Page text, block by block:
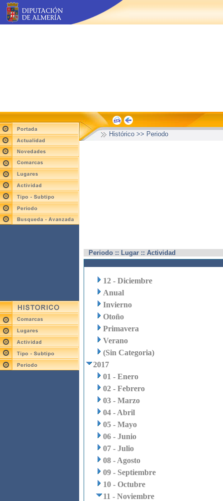
Histórico >> Periodo
Periodo :: Lugar :: Actividad
12 - Diciembre
Anual
Invierno
Otoño
Primavera
Verano
(Sin Categoria)
2017
01 - Enero
02 - Febrero
03 - Marzo
04 - Abril
05 - Mayo
06 - Junio
07 - Julio
08 - Agosto
09 - Septiembre
10 - Octubre
11 - Noviembre